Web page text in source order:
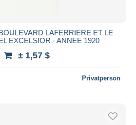
LAFERRIERE ET LE
EXCELSIOR - ANNEE 1920
± 1,57 $
Privatperson